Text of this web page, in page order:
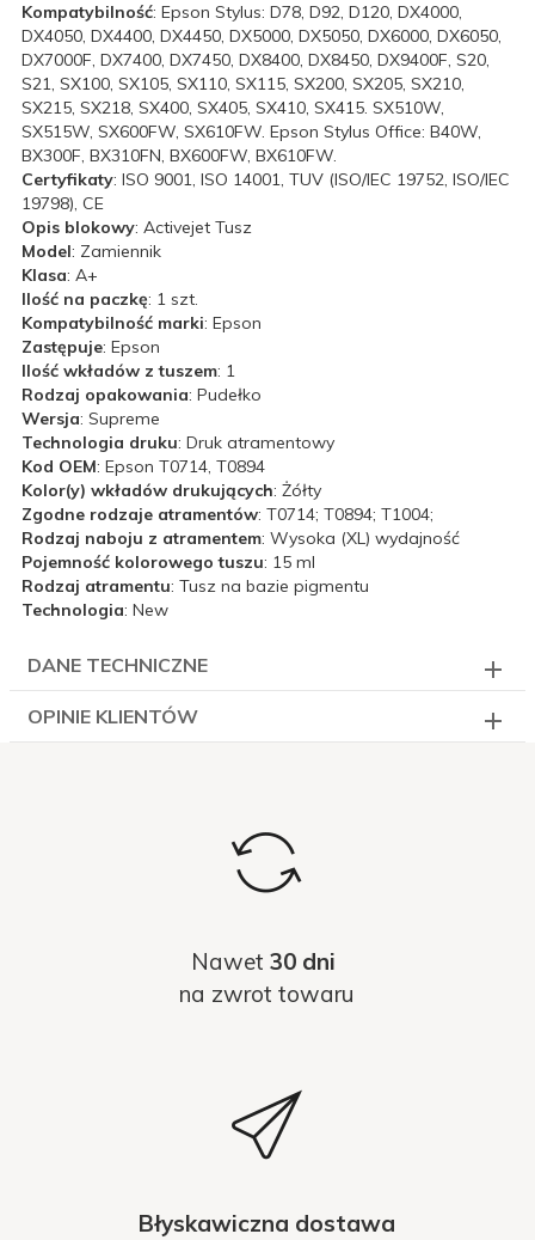
Kompatybilność: Epson Stylus: D78, D92, D120, DX4000,
DX4050, DX4400, DX4450, DX5000, DX5050, DX6000, DX6050,
DX7000F, DX7400, DX7450, DX8400, DX8450, DX9400F, S20,
S21, SX100, SX105, SX110, SX115, SX200, SX205, SX210,
SX215, SX218, SX400, SX405, SX410, SX415. SX510W,
SX515W, SX600FW, SX610FW. Epson Stylus Office: B40W,
BX300F, BX310FN, BX600FW, BX610FW.
Certyfikaty: ISO 9001, ISO 14001, TUV (ISO/IEC 19752, ISO/IEC
19798), CE
Opis blokowy: Activejet Tusz
Model: Zamiennik
Klasa: A+
Ilość na paczkę: 1 szt.
Kompatybilność marki: Epson
Zastępuje: Epson
Ilość wkładów z tuszem: 1
Rodzaj opakowania: Pudełko
Wersja: Supreme
Technologia druku: Druk atramentowy
Kod OEM: Epson T0714, T0894
Kolor(y) wkładów drukujących: Żółty
Zgodne rodzaje atramentów: T0714; T0894; T1004;
Rodzaj naboju z atramentem: Wysoka (XL) wydajność
Pojemność kolorowego tuszu: 15 ml
Rodzaj atramentu: Tusz na bazie pigmentu
Technologia: New
DANE TECHNICZNE
OPINIE KLIENTÓW
Nawet 30 dni
na zwrot towaru
Błyskawiczna dostawa